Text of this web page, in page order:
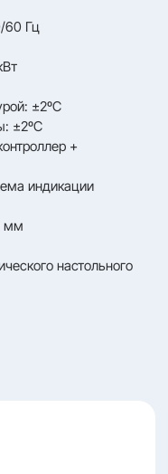
60 Гц
±2ºC
±2ºC
+
индикации
мм
настольного